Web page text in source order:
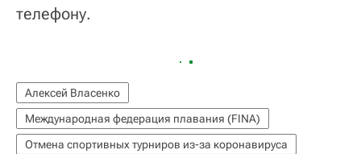
телефону.
Алексей Власенко
Международная федерация плавания (FINA)
Отмена спортивных турниров из-за коронавируса